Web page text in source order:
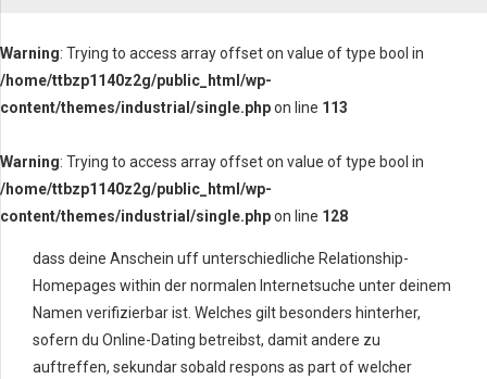
Warning: Trying to access array offset on value of type bool in
/home/ttbzp1140z2g/public_html/wp-
content/themes/industrial/single.phpon line 113
Warning: Trying to access array offset on value of type bool in
/home/ttbzp1140z2g/public_html/wp-
content/themes/industrial/single.phpon line 128
dass deine Anschein uff unterschiedliche Relationship-
Homepages within der normalen Internetsuche unter deinem
Namen verifizierbar ist. Welches gilt besonders hinterher,
sofern du Online-Dating betreibst, damit andere zu
auftreffen, sekundar sobald respons as part of welcher